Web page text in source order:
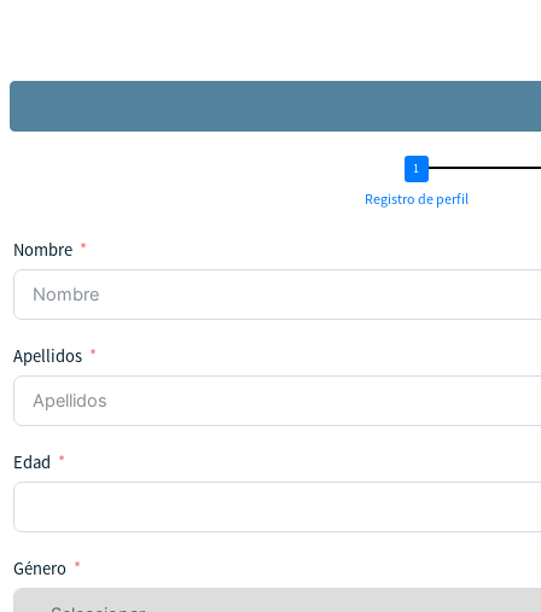
Registro de perfil
Nombre
Apellidos
Edad
Género